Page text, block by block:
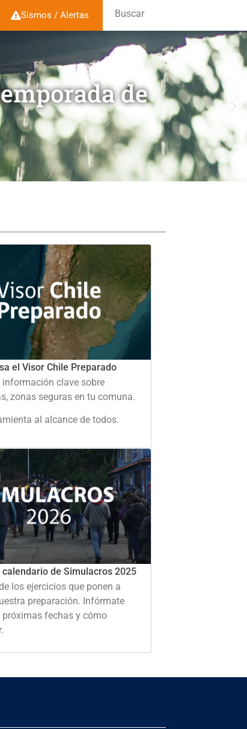
Sismos / Alertas Buscar
de
el Visor Chile Preparado
información clave sobre
zonas seguras en tu comuna.
al alcance de todos.
calendario de Simulacros 2025
los ejercicios que ponen a
preparación. Infórmate
próximas fechas y cómo